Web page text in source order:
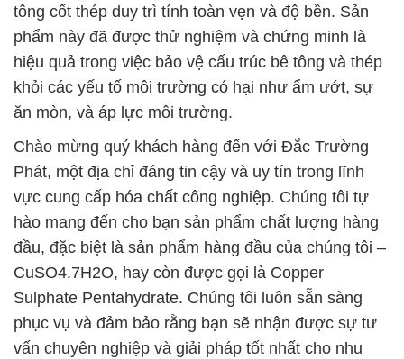
tông cốt thép duy trì tính toàn vẹn và độ bền. Sản
phẩm này đã được thử nghiệm và chứng minh là
hiệu quả trong việc bảo vệ cấu trúc bê tông và thép
khỏi các yếu tố môi trường có hại như ẩm ướt, sự
ăn mòn, và áp lực môi trường.
Chào mừng quý khách hàng đến với Đắc Trường
Phát, một địa chỉ đáng tin cậy và uy tín trong lĩnh
vực cung cấp hóa chất công nghiệp. Chúng tôi tự
hào mang đến cho bạn sản phẩm chất lượng hàng
đầu, đặc biệt là sản phẩm hàng đầu của chúng tôi –
CuSO4.7H2O, hay còn được gọi là Copper
Sulphate Pentahydrate. Chúng tôi luôn sẵn sàng
phục vụ và đảm bảo rằng bạn sẽ nhận được sự tư
vấn chuyên nghiệp và giải pháp tốt nhất cho nhu